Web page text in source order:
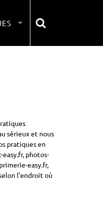
sérieux et nous
pratiques en
photos-
easy.fr,
l’endroit où